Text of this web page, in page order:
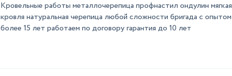
Кровельные работы металлочерепица профнастил ондулин мягкая
кровля натуральная черепица любой сложности бригада с опытом
более 15 лет работаем по договору гарантия до 10 лет